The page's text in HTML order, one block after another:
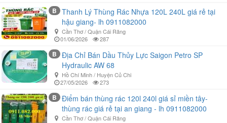
B
Thanh Lý Thùng Rác Nhựa 120L 240L giá rẻ tại
hậu giang- lh 0911082000
Cần Thơ / Quận Cái Răng
01/06/2026
287
B
Địa Chỉ Bán Dầu Thủy Lực Saigon Petro SP
Hydraulic AW 68
Hồ Chí Minh / Huyện Củ Chi
27/05/2026
273
B
Điểm bán thùng rác 120l 240l giá sỉ miền tây-
thùng rác giá rẻ tại an giang - lh 0911082000
Cần Thơ / Quận Cái Răng